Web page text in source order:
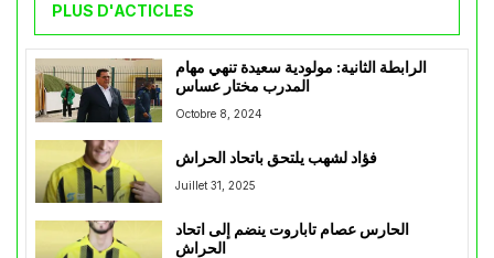
PLUS D'ACTICLES
الرابطة الثانية: مولودية سعيدة تنهي مهام
المدرب مختار عساس
Octobre 8, 2024
فؤاد لشهب يلتحق باتحاد الحراش
Juillet 31, 2025
الحارس عصام تاباروت ينضم إلى اتحاد
الحراش